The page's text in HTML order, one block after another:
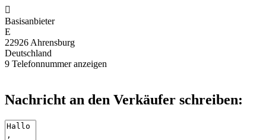

Basisanbieter
E
22926 Ahrensburg
Deutschland
9 Telefonnummer anzeigen
Nachricht an den Verkäufer schreiben: